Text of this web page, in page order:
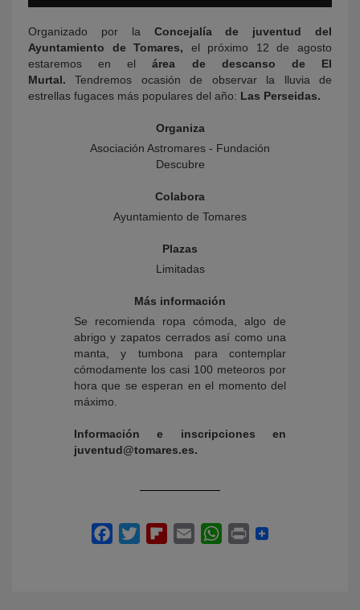
Organizado por la Concejalía de juventud del
Ayuntamiento de Tomares, el próximo 12 de agosto
estaremos en elárea de descanso de El
Murtal.Tendremos ocasión de observar la lluvia de
estrellas fugaces más populares del año: Las Perseidas.
Organiza
Asociación Astromares - Fundación
Descubre
Colabora
Ayuntamiento de Tomares
Plazas
Limitadas
Más información
Se recomienda ropa cómoda, algo de
abrigo y zapatos cerrados así como una
manta, y tumbona para contemplar
cómodamente los casi 100 meteoros por
hora que se esperan en el momento del
máximo.
Información e inscripciones en
juventud@tomares.es.